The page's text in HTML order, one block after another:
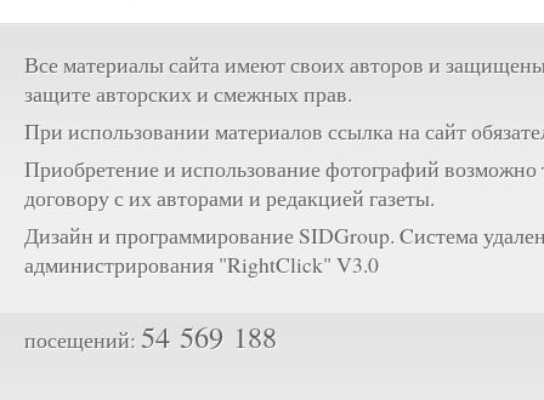
Все материалы сайта имеют своих авторов и
защите авторских и смежных прав.
При использовании материалов ссылка на сайт
Приобретение и использование фотографий возможно
договору с их авторами и редакцией газеты.
Дизайн и программирование SIDGroup. Cистема
администрирования "RightClick" V3.0
посещений: 54 569 188